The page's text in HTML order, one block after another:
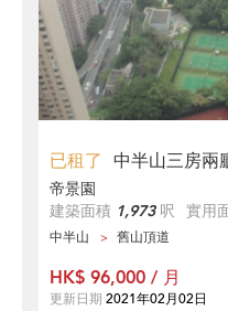
已租了 中半山三房兩
帝景園
建築面積 1,973呎 實用
中半山 舊山頂道
HK$ 96,000 / 月
更新日期 2021年02月02日